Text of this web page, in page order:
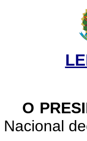
O
Nacional